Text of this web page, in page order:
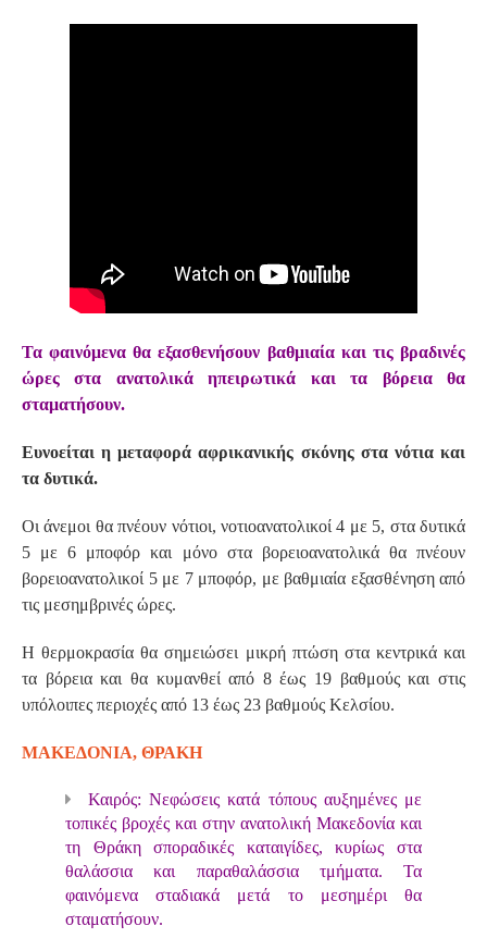
Τα φαινόμενα θα εξασθενήσουν βαθμιαία και τις βραδινές
ώρες στα ανατολικά ηπειρωτικά και τα βόρεια θα
σταματήσουν.
Ευνοείται η μεταφορά αφρικανικής σκόνης στα νότια και
τα δυτικά.
Οι άνεμοι θα πνέουν νότιοι, νοτιοανατολικοί 4 με 5, στα δυτικά
5 με 6 μποφόρ και μόνο στα βορειοανατολικά θα πνέουν
βορειοανατολικοί 5 με 7 μποφόρ, με βαθμιαία εξασθένηση από
τις μεσημβρινές ώρες.
Η θερμοκρασία θα σημειώσει μικρή πτώση στα κεντρικά και
τα βόρεια και θα κυμανθεί από 8 έως 19 βαθμούς και στις
υπόλοιπες περιοχές από 13 έως 23 βαθμούς Κελσίου.
ΜΑΚΕΔΟΝΙΑ, ΘΡΑΚΗ
Καιρός: Νεφώσεις κατά τόπους αυξημένες με
τοπικές βροχές και στην ανατολική Μακεδονία και
τη Θράκη σποραδικές καταιγίδες, κυρίως στα
θαλάσσια και παραθαλάσσια τμήματα. Τα
φαινόμενα σταδιακά μετά το μεσημέρι θα
σταματήσουν.